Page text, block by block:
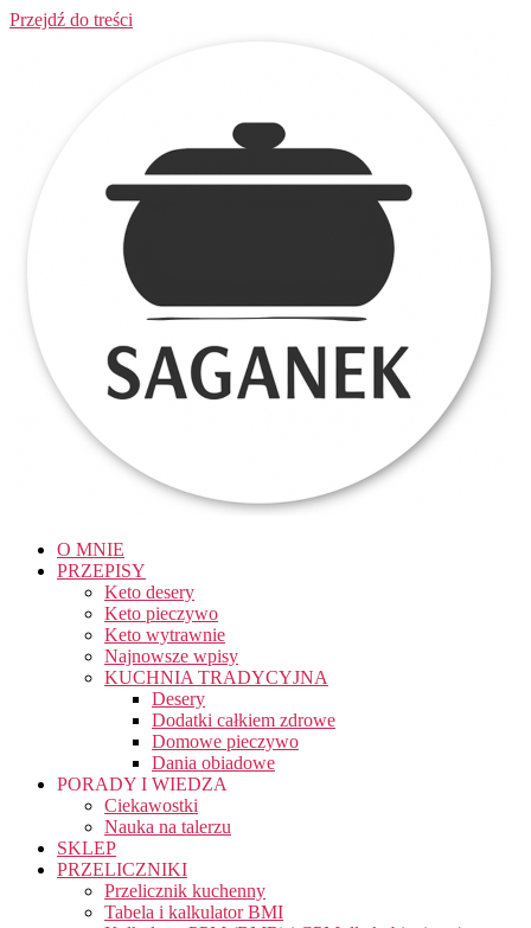
Przejdź do treści
O MNIE
PRZEPISY
Keto desery
Keto pieczywo
Keto wytrawnie
Najnowsze wpisy
KUCHNIA TRADYCYJNA
Desery
Dodatki całkiem zdrowe
Domowe pieczywo
Dania obiadowe
PORADY I WIEDZA
Ciekawostki
Nauka na talerzu
SKLEP
PRZELICZNIKI
Przelicznik kuchenny
Tabela i kalkulator BMI